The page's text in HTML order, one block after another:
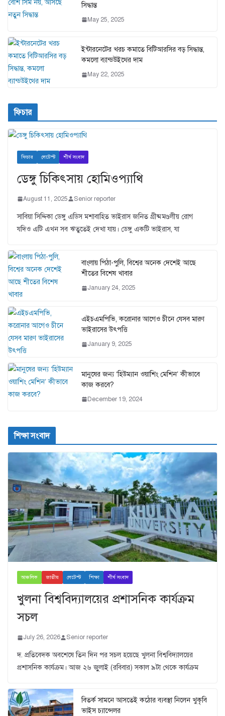
সিদ্ধান্ত
May 25, 2025
ইন্টারনেটের খরচ কমাতে বিটিআরসির বড় সিদ্ধান্ত,
কমলো ব্যান্ডউইথের দাম
May 22, 2025
ফিচার
ফিচার লেটেস্ট শীর্ষ সংবাদ
ডেঙ্গু চিকিৎসায় হোমিওপ্যাথি
August 11, 2025 Senior reporter
সাবিয়া সিদ্দিকা ডেঙ্গু এডিস মশাবাহিত ভাইরাস জনিত গ্রীষ্মমণ্ডলীয় রোগ
যদিও এটি এখন সব ঋতুতেই দেখা যায়। ডেঙ্গু একটি ভাইরাস, যা
বাংলায় পিঠা-পুলি, বিশ্বের অনেক দেশেই আছে
শীতের বিশেষ খাবার
January 24, 2025
এইচএমপিভি, করোনার আগেও চীনে যেসব মারণ
ভাইরাসের উৎপত্তি
January 9, 2025
মানুষের জন্য ‘হিউম্যান ওয়াশিং মেশিন’ কীভাবে
কাজ করবে?
December 19, 2024
শিক্ষা সংবাদ
আঞ্চলিক জাতীয় লেটেস্ট শিক্ষা শীর্ষ সংবাদ
খুলনা বিশ্ববিদ্যালয়ের প্রশাসনিক কার্যক্রম
সচল
July 26, 2026 Senior reporter
দ. প্রতিবেদক অবশেষে তিন দিন পর সচল হয়েছে খুলনা বিশ্ববিদ্যালয়ের
প্রশাসনিক কার্যক্রম। আজ ২৬ জুুলাই (রবিবার) সকাল ৯টা থেকে কার্যক্রম
বিতর্ক সামনে আসতেই কঠোর ব্যবস্থা নিলেন খুকৃবি
ভাইস চ্যান্সেলর